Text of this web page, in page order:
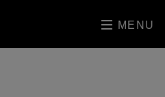
MENU